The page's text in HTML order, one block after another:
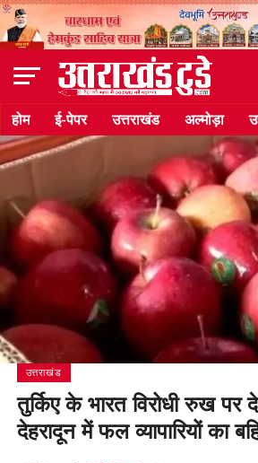
होम ई-पेपर उत्तराखंड अल्मोड़ा
उत्तराखंड
तुर्किए के भारत विरोधी रुख
देहरादून में फल व्यापारियों का